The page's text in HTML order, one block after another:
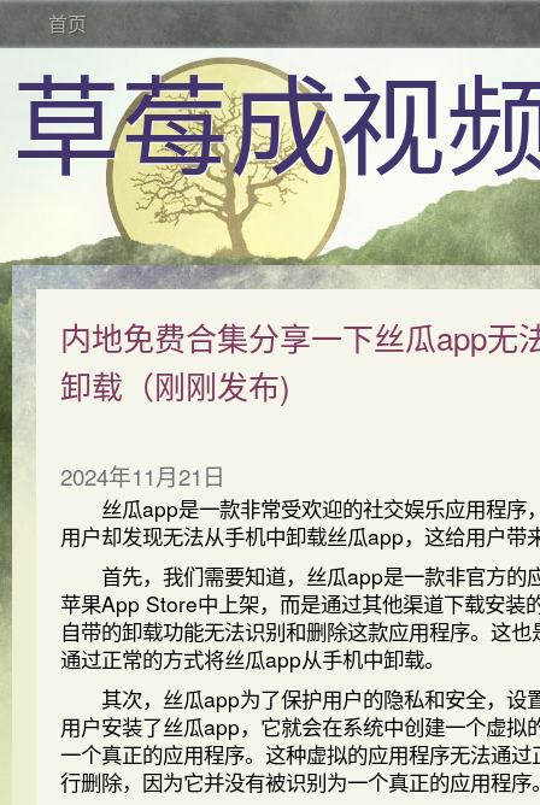
首页
草莓成视
内地免费合集分享一下丝瓜app无
卸载（刚刚发布)
2024年11月21日
丝瓜app是一款非常受欢迎的社交娱乐应用程序
用户却发现无法从手机中卸载丝瓜app，这给用户带
首先，我们需要知道，丝瓜app是一款非官方的
苹果App Store中上架，而是通过其他渠道下载安装
自带的卸载功能无法识别和删除这款应用程序。这
通过正常的方式将丝瓜app从手机中卸载。
其次，丝瓜app为了保护用户的隐私和安全，设
用户安装了丝瓜app，它就会在系统中创建一个虚拟
一个真正的应用程序。这种虚拟的应用程序无法通
行删除，因为它并没有被识别为一个真正的应用程序